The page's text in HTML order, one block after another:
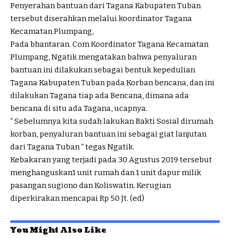
Penyerahan bantuan dari Tagana Kabupaten Tuban
tersebut diserahkan melalui koordinator Tagana
Kecamatan Plumpang,
Pada bhantaran. Com Koordinator Tagana Kecamatan
Plumpang, Ngatik mengatakan bahwa penyaluran
bantuan ini dilakukan sebagai bentuk kepedulian
Tagana Kabupaten Tuban pada Korban bencana, dan ini
dilakukan Tagana tiap ada Bencana, dimana ada
bencana di situ ada Tagana, ucapnya.
” Sebelumnya kita sudah lakukan Bakti Sosial dirumah
korban, penyaluran bantuan ini sebagai giat lanjutan
dari Tagana Tuban ” tegas Ngatik.
Kebakaran yang terjadi pada 30 Agustus 2019 tersebut
menghanguskan1 unit rumah dan 1 unit dapur milik
pasangan sugiono dan Koliswatin. Kerugian
diperkirakan mencapai Rp 50 Jt. (ed)
You Might Also Like